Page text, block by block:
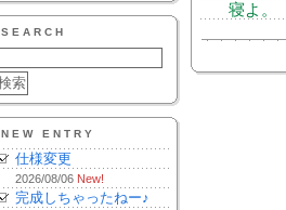
SEARCH
NEW ENTRY
仕様変更
2026/08/06 New!
完成しちゃったねー♪
寝よ。